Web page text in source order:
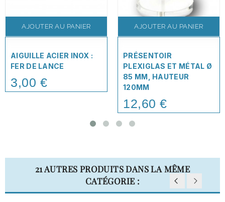
AJOUTER AU PANIER
AIGUILLE ACIER INOX :
FER DE LANCE
Price
3,00 €
AJOUTER AU PANIER
PRÉSENTOIR
PLEXIGLAS ET MÉTAL Ø
85 MM, HAUTEUR
120MM
Price
12,60 €
21 AUTRES PRODUITS DANS LA MÊME
CATÉGORIE :